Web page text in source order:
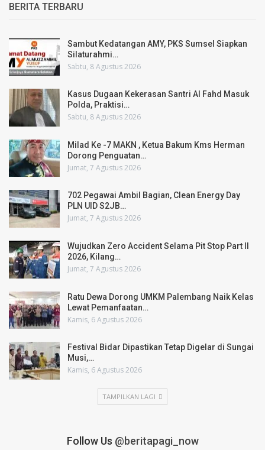
BERITA TERBARU
Sambut Kedatangan AMY, PKS Sumsel Siapkan
Silaturahmi…
Sabtu, 8 Agustus 2026
Kasus Dugaan Kekerasan Santri Al Fahd Masuk
Polda, Praktisi…
Sabtu, 8 Agustus 2026
Milad Ke -7 MAKN , Ketua Bakum Kms Herman
Dorong Penguatan…
Jumat, 7 Agustus 2026
702 Pegawai Ambil Bagian, Clean Energy Day
PLN UID S2JB…
Jumat, 7 Agustus 2026
Wujudkan Zero Accident Selama Pit Stop Part II
2026, Kilang…
Jumat, 7 Agustus 2026
Ratu Dewa Dorong UMKM Palembang Naik Kelas
Lewat Pemanfaatan…
Kamis, 6 Agustus 2026
Festival Bidar Dipastikan Tetap Digelar di Sungai
Musi,…
Kamis, 6 Agustus 2026
TAMPILKAN LAGI
Follow Us @beritapagi_now